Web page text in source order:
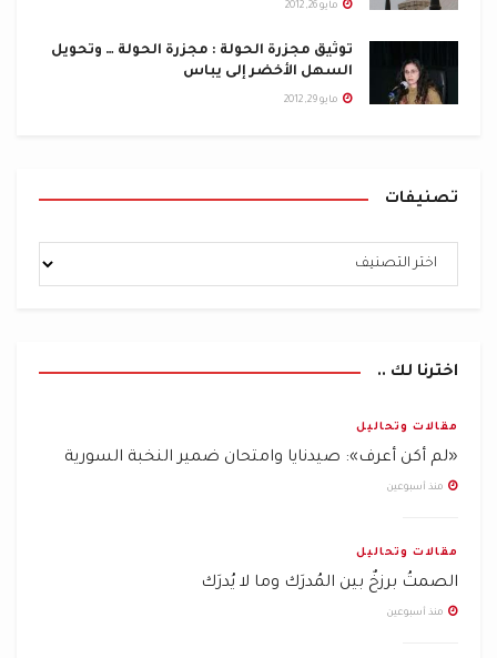
مايو 26, 2012
توثيق مجزرة الحولة : مجزرة الحولة … وتحويل
السهل الأخضر إلى يباس
مايو 29, 2012
تصنيفات
اخترنا لك ..
مقالات وتحاليل
«لم أكن أعرف»: صيدنايا وامتحان ضمير النخبة السورية
منذ أسبوعين
مقالات وتحاليل
الصمتُ برزخٌ بين المُدرَك وما لا يُدرَك
منذ أسبوعين